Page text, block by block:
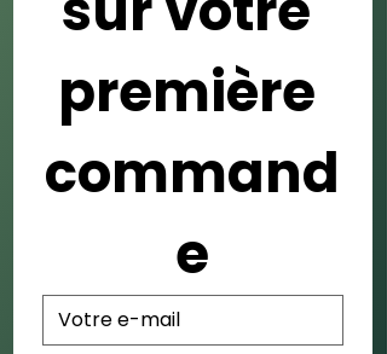
première
command
e